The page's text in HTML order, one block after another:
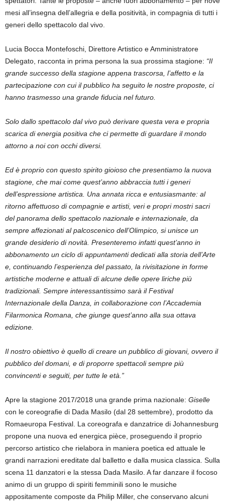
mesi all’insegna dell’allegria e della positività, in compagnia di tutti i
generi dello spettacolo dal vivo.
Lucia Bocca Montefoschi, Direttore Artistico e Amministratore
Delegato, racconta in prima persona la sua prossima stagione: “Il
grande successo della stagione appena trascorsa, l’affetto e la
partecipazione con cui il pubblico ha seguito le nostre proposte, ci
hanno trasmesso una grande fiducia nel futuro.
Solo dallo spettacolo dal vivo può derivare questa vera e propria
scarica di energia positiva che ci permette di guardare il mondo
attorno a noi con occhi diversi.
Ed è proprio con questo spirito gioioso che presentiamo la nuova
stagione, che mai come quest’anno abbraccia tutti i generi
dell’espressione artistica. Una annata ricca e entusiasmante: al
ritorno affettuoso di compagnie e artisti, veri e propri mostri sacri
del panorama dello spettacolo nazionale e internazionale, da
sempre affezionati al palcoscenico dell’Olimpico, si unisce un
grande desiderio di novità. Presenteremo infatti quest’anno in
abbonamento un ciclo di appuntamenti dedicati alla storia dell’Arte
e, continuando l’esperienza del passato, la rivisitazione in forme
artistiche moderne e attuali di alcune delle opere liriche più
tradizionali. Sempre interessantissimo sarà il Festival
Internazionale della Danza, in collaborazione con l’Accademia
Filarmonica Romana, che giunge quest’anno alla sua ottava
edizione.
Il nostro obiettivo è quello di creare un pubblico di giovani, ovvero il
pubblico del domani, e di proporre spettacoli sempre più
convincenti e seguiti, per tutte le età.”
Apre la stagione 2017/2018 una grande prima nazionale: Giselle
con le coreografie di Dada Masilo (dal 28 settembre), prodotto da
Romaeuropa Festival. La coreografa e danzatrice di Johannesburg
propone una nuova ed energica pièce, proseguendo il proprio
percorso artistico che rielabora in maniera poetica ed attuale le
grandi narrazioni ereditate dal balletto e dalla musica classica. Sulla
scena 11 danzatori e la stessa Dada Masilo. A far danzare il focoso
animo di un gruppo di spiriti femminili sono le musiche
appositamente composte da Philip Miller, che conservano alcuni